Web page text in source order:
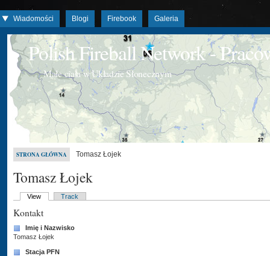
Wiadomości Blogi Firebook Galeria
Polish Fireball Network -
Małe ciała w Układzie Słonecznym
STRONA GŁÓWNA Tomasz Łojek
Tomasz Łojek
View Track
Kontakt
Imię i Nazwisko
Tomasz Łojek
Stacja PFN